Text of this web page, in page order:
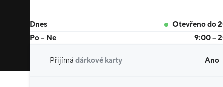
Dnes
Otevřeno do
Po – Ne
9:00 –
Přijímá dárkové karty Ano